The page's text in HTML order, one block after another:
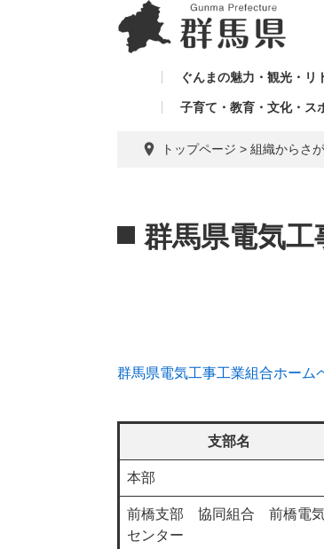
ぐんまの魅力・観光・リ
子育て・教育・文化・ス
トップページ > 組織からさ
文
群馬県電気
群馬県電気工事工業組合ホーム
支部名
本部
前橋支部 協同組合 前橋電
センター